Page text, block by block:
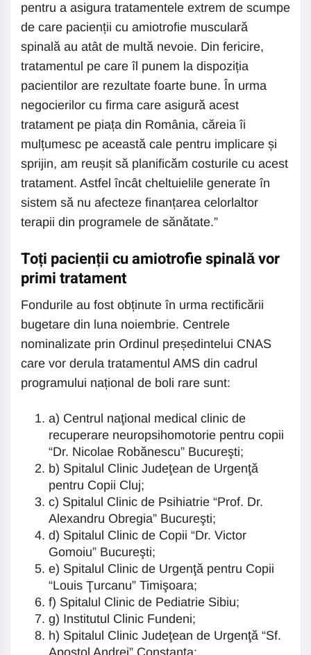
pentru a asigura tratamentele extrem de scumpe
de care pacienții cu amiotrofie musculară
spinală au atât de multă nevoie. Din fericire,
tratamentul pe care îl punem la dispoziția
pacientilor are rezultate foarte bune. În urma
negocierilor cu firma care asigură acest
tratament pe piața din România, căreia îi
mulțumesc pe această cale pentru implicare și
sprijin, am reușit să planificăm costurile cu acest
tratament. Astfel încât cheltuielile generate în
sistem să nu afecteze finanțarea celorlaltor
terapii din programele de sănătate.”
Toți pacienții cu amiotrofie spinală vor
primi tratament
Fondurile au fost obținute în urma rectificării
bugetare din luna noiembrie. Centrele
nominalizate prin Ordinul președintelui CNAS
care vor derula tratamentul AMS din cadrul
programului național de boli rare sunt:
a) Centrul naţional medical clinic de
recuperare neuropsihomotorie pentru copii
“Dr. Nicolae Robănescu” Bucureşti;
b) Spitalul Clinic Judeţean de Urgenţă
pentru Copii Cluj;
c) Spitalul Clinic de Psihiatrie “Prof. Dr.
Alexandru Obregia” Bucureşti;
d) Spitalul Clinic de Copii “Dr. Victor
Gomoiu” Bucureşti;
e) Spitalul Clinic de Urgenţă pentru Copii
“Louis Ţurcanu” Timişoara;
f) Spitalul Clinic de Pediatrie Sibiu;
g) Institutul Clinic Fundeni;
h) Spitalul Clinic Judeţean de Urgenţă “Sf.
Apostol Andrei” Constanţa;